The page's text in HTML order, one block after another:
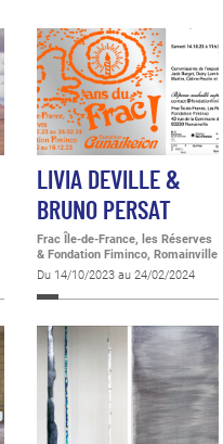
LIVIA DEVILLE &
BRUNO PERSAT
Frac Île-de-France, les Réserves
& Fondation Fiminco, Romainville
Du 14/10/2023 au 24/02/2024